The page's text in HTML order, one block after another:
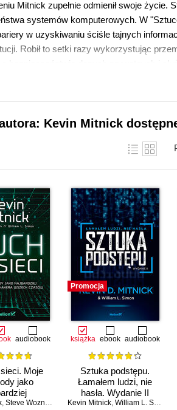
Mitnick zupełnie odmienił swoje
systemów komputerowych. W
w uzyskiwaniu ściśle tajnych
Robił to setki razy wykorzystując
Kevin Mitnick
audiobook
Moje
jako
hakera
, Steve Wozniak (Foreword) ,William L. Simon
Promocja
książka ebook audiobook
Sztuka podstępu.
Łamałem ludzi, nie
hasła. Wydanie II
Kevin Mitnick, William L. Simon